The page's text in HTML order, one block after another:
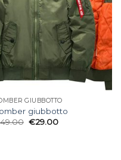
GIUBBOTTO
giubbotto
49.00 €29.00